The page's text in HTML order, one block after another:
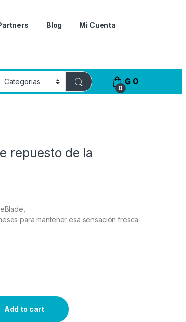
Blog Mi Cuenta
0
₲ 0
repuesto de la
para mantener esa sensación fresca.
Add to cart